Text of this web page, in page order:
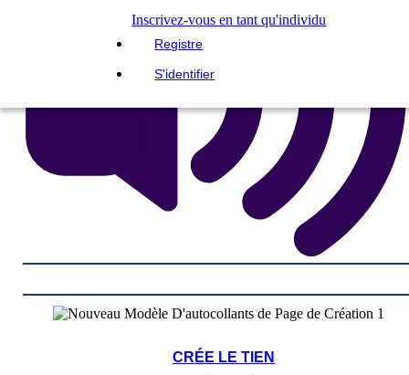
Inscrivez-vous en tant qu'individu
Registre
S'identifier
CRÉE LE TIEN